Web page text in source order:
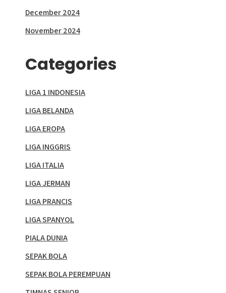
December 2024
November 2024
Categories
LIGA 1 INDONESIA
LIGA BELANDA
LIGA EROPA
LIGA INGGRIS
LIGA ITALIA
LIGA JERMAN
LIGA PRANCIS
LIGA SPANYOL
PIALA DUNIA
SEPAK BOLA
SEPAK BOLA PEREMPUAN